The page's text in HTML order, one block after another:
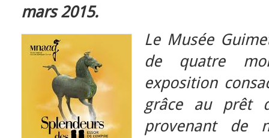
mars 2015.
Le Musée
de quatre
exposition
grâce au prêt
provenant de